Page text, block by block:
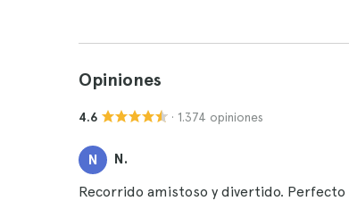
Opiniones
4.6 · 1.374 opiniones
N N.
Recorrido amistoso y divertido.